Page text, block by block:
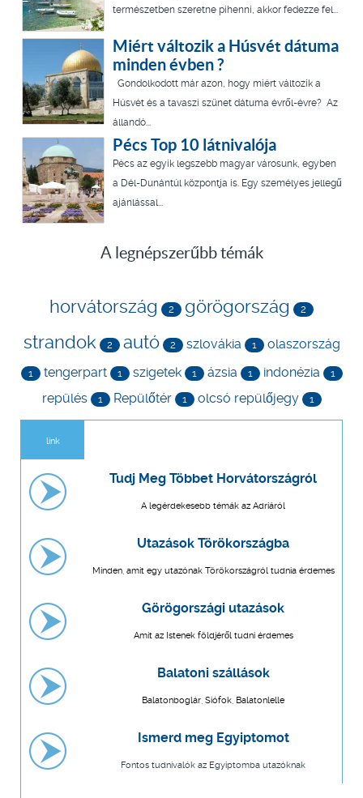
természetben szeretne pihenni, akkor fedezze fel...
Miért változik a Húsvét dátuma
minden évben ?
Gondolkodott már azon, hogy miért változik a
Húsvét és a tavaszi szünet dátuma évről-évre? Az
állandó...
Pécs Top 10 látnivalója
Pécs az egyik legszebb magyar városunk, egyben
a Dél-Dunántúl központja is. Egy személyes jellegű
ajánlással...
A legnépszerűbb témák
horvátország 2 görögország 2
strandok 2 autó 2 szlovákia 1 olaszország
1 tengerpart 1 szigetek 1 ázsia 1 indonézia 1
repülés 1 Repülőtér 1 olcsó repülőjegy 1
link
Tudj Meg Többet Horvátországról
A legérdekesebb témák az Adriáról
Utazások Törökországba
Minden, amit egy utazónak Törökországról tudnia érdemes
Görögországi utazások
Amit az Istenek földjéről tudni érdemes
Balatoni szállások
Balatonboglár, Siófok, Balatonlelle
Ismerd meg Egyiptomot
Fontos tudnivalók az Egyiptomba utazóknak